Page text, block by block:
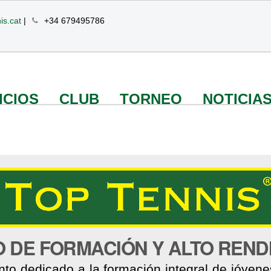
| +34 679495786
CLUB TORNEO NOTICIAS
DE FORMACIÓN Y ALTO